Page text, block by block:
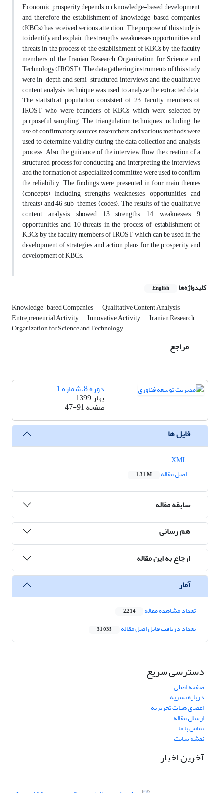
Economic prosperity depends on knowledge-based development,
and therefore the establishment of knowledge-based companies
(KBCs) has received serious attention. The purpose of this study is
to identify and explain the strengths, weaknesses, opportunities and
threats in the process of the establishment of KBCs by the faculty
members of the Iranian Research Organization for Science and
Technology (IROST). The data gathering instruments of this study
were in-depth and semi-structured interviews and the qualitative
content analysis technique was used to analyze the extracted data.
The statistical population consisted of 23 faculty members of
IROST who were founders of KBCs which were selected by
purposeful sampling. The triangulation techniques, including the
use of confirmatory sources, researchers and various methods were
used to determine validity during the data collection and analysis
process. Also, the guidance of the interview flow, the creation of a
structured process for conducting and interpreting the interviews
and the formation of a specialized committee were used to confirm
the reliability. The findings were presented in four main themes
(concepts) including strengths, weaknesses, opportunities and
threats) and 46 sub-themes (codes). The results of the qualitative
content analysis showed 13 strengths, 14 weaknesses, 9
opportunities and 10 threats in the process of establishment of
KBCs by the faculty members of IROST which can be used in the
development of strategies and action plans for the prosperity and
development of KBCs.
کلیدواژه‌ها English
Knowledge-based Companies Qualitative Content Analysis
Entrepreneurial Activity Innovative Activity Iranian Research
Organization for Science and Technology
مراجع
دوره 8، شماره 1
بهار 1399
صفحه47-91
فایل ها
اصل مقاله
1.31 M
سابقه مقاله
هم رسانی
ارجاع به این مقاله
آمار
تعداد مشاهده مقاله 2,214
تعداد دریافت فایل اصل مقاله 31,035
دسترسی سریع
صفحه اصلی
درباره نشریه
اعضای هیات تحریریه
ارسال مقاله
تماس با ما
نقشه سایت
آخرین اخبار